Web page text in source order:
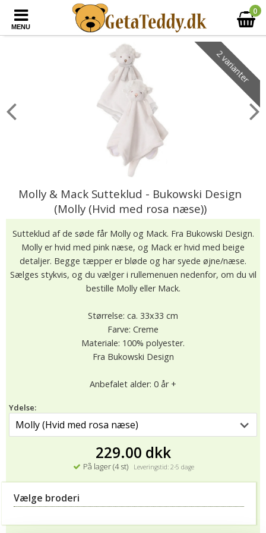
MENU
0
2 varianter
Molly & Mack Sutteklud - Bukowski Design
(Molly (Hvid med rosa næse))
Sutteklud af de søde får Molly og Mack. Fra Bukowski Design.
Molly er hvid med pink næse, og Mack er hvid med beige
detaljer. Begge tæpper er bløde og har syede øjne/næse.
Sælges stykvis, og du vælger i rullemenuen nedenfor, om du vil
bestille Molly eller Mack.
Størrelse: ca. 33x33 cm
Farve: Creme
Materiale: 100% polyester.
Fra Bukowski Design
Anbefalet alder: 0 år +
Ydelse:
229.00 dkk
På lager (4 st) Leveringstid: 2-5 dage
Vælge broderi